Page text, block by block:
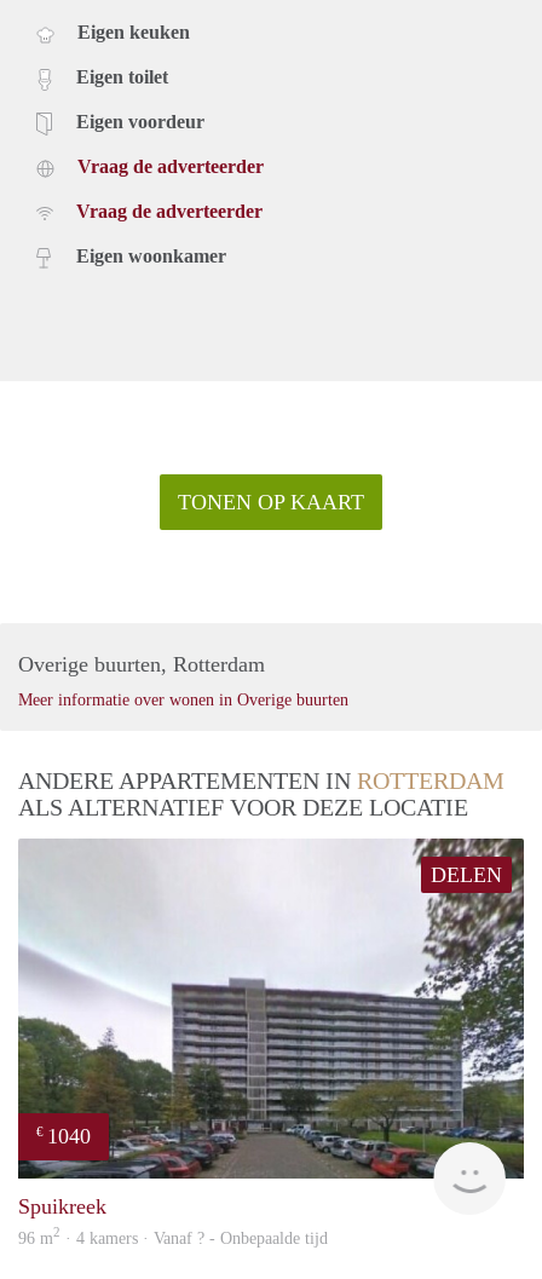
Eigen keuken
Eigen toilet
Eigen voordeur
Vraag de adverteerder
Vraag de adverteerder
Eigen woonkamer
TONEN OP KAART
Overige buurten, Rotterdam
Meer informatie over wonen in Overige buurten
ANDERE APPARTEMENTEN IN ROTTERDAM
ALS ALTERNATIEF VOOR DEZE LOCATIE
DELEN
€ 1040
rent
Spuikreek
96 m2 · 4 kamers · Vanaf ? - Onbepaalde tijd